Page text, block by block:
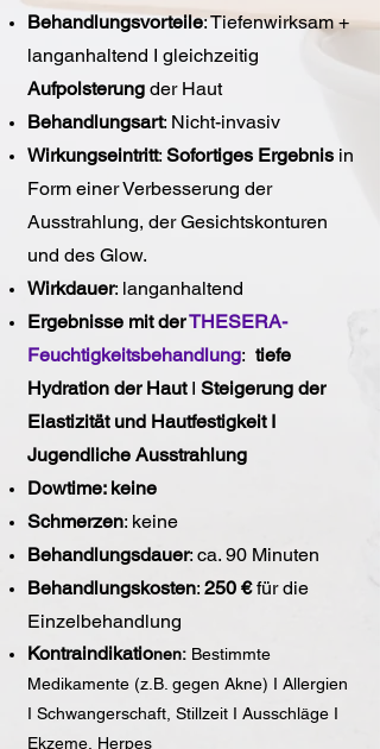
Behandlungsvorteile: Tiefenwirksam +
langanhaltend I gleichzeitig
Aufpolsterung der Haut
Behandlungsart: Nicht-invasiv
Wirkungseintritt: Sofortiges Ergebnis in
Form einer Verbesserung der
Ausstrahlung, der Gesichtskonturen
und des Glow.
Wirkdauer: langanhaltend
Ergebnisse mit derTHESERA-
Feuchtigkeitsbehandlung: tiefe
Hydration der HautI Steigerung der
Elastizität und Hautfestigkeit I
Jugendliche Ausstrahlung
Dowtime: keine
Schmerzen: keine
Behandlungsdauer: ca. 90 Minuten
Behandlungskosten: 250 €für die
Einzelbehandlung
Kontraindikationen: Bestimmte
Medikamente (z.B. gegen Akne) I Allergien
I Schwangerschaft, Stillzeit I Ausschläge I
Ekzeme, Herpes